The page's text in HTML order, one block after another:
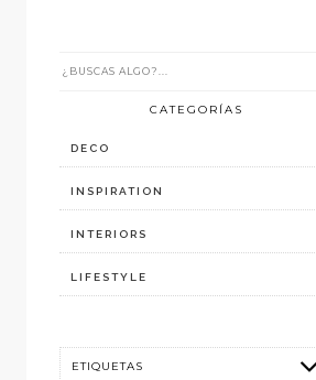
CATEGORÍAS
DECO
INSPIRATION
INTERIORS
LIFESTYLE